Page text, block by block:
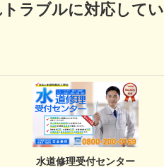
ラブルに対応して
水道修理受付センター